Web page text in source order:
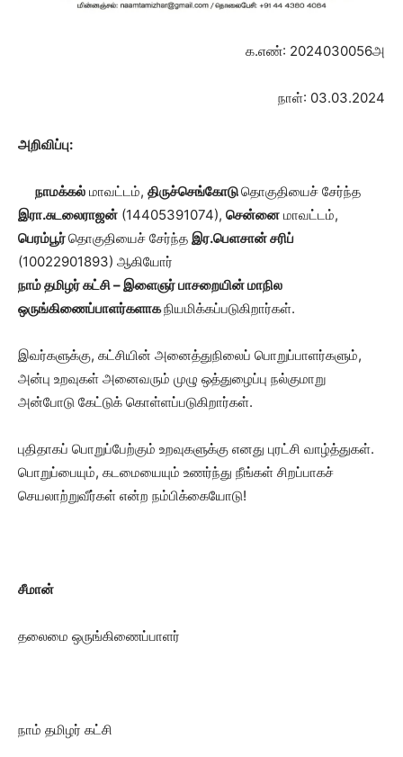
க.எண்: 2024030056அ
நாள்: 03.03.2024
அறிவிப்பு:
நாமக்கல் மாவட்டம், திருச்செங்கோடுதொகுதியைச் சேர்ந்த
இரா.சுடலைராஜன் (14405391074), சென்னை மாவட்டம்,
பெரம்பூர்தொகுதியைச் சேர்ந்த இர.பெளசான் சரிப்
(10022901893) ஆகியோர்
நாம் தமிழர் கட்சி – இளைஞர் பாசறையின் மாநில
ஒருங்கிணைப்பாளர்களாகநியமிக்கப்படுகிறார்கள்.
இவர்களுக்கு, கட்சியின் அனைத்துநிலைப் பொறுப்பாளர்களும்,
அன்பு உறவுகள் அனைவரும் முழு ஒத்துழைப்பு நல்குமாறு
அன்போடு கேட்டுக் கொள்ளப்படுகிறார்கள்.
புதிதாகப் பொறுப்பேற்கும் உறவுகளுக்கு எனது புரட்சி வாழ்த்துகள்.
பொறுப்பையும், கடமையையும் உணர்ந்து நீங்கள் சிறப்பாகச்
செயலாற்றுவீர்கள் என்ற நம்பிக்கையோடு!
சீமான்
தலைமை ஒருங்கிணைப்பாளர்
நாம் தமிழர் கட்சி